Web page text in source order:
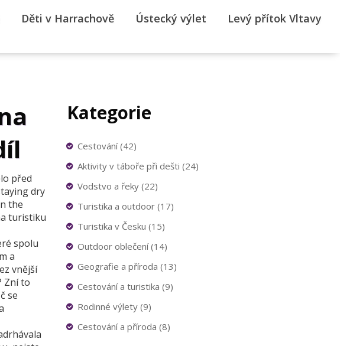
Děti v Harrachově Ústecký výlet Levý přítok Vltavy
před
dry
the
turistiku
spolu
a
vnější
Zní to
se
Kategorie
Cestování(42)
Aktivity v táboře při dešti (24)
Vodstvo a řeky (22)
Turistika a outdoor (17)
Turistika v Česku (15)
Outdoor oblečení(14)
Geografie a příroda (13)
Cestování a turistika (9)
Rodinné výlety (9)
Cestování a příroda (8)